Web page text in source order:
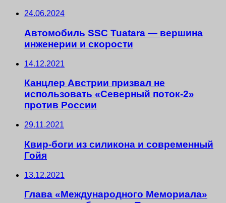
24.06.2024
Автомобиль SSC Tuatara — вершина
инженерии и скорости
14.12.2021
Канцлер Австрии призвал не
использовать «Северный поток-2»
против России
29.11.2021
Квир-боги из силикона и современный
Гойя
13.12.2021
Глава «Международного Мемориала»